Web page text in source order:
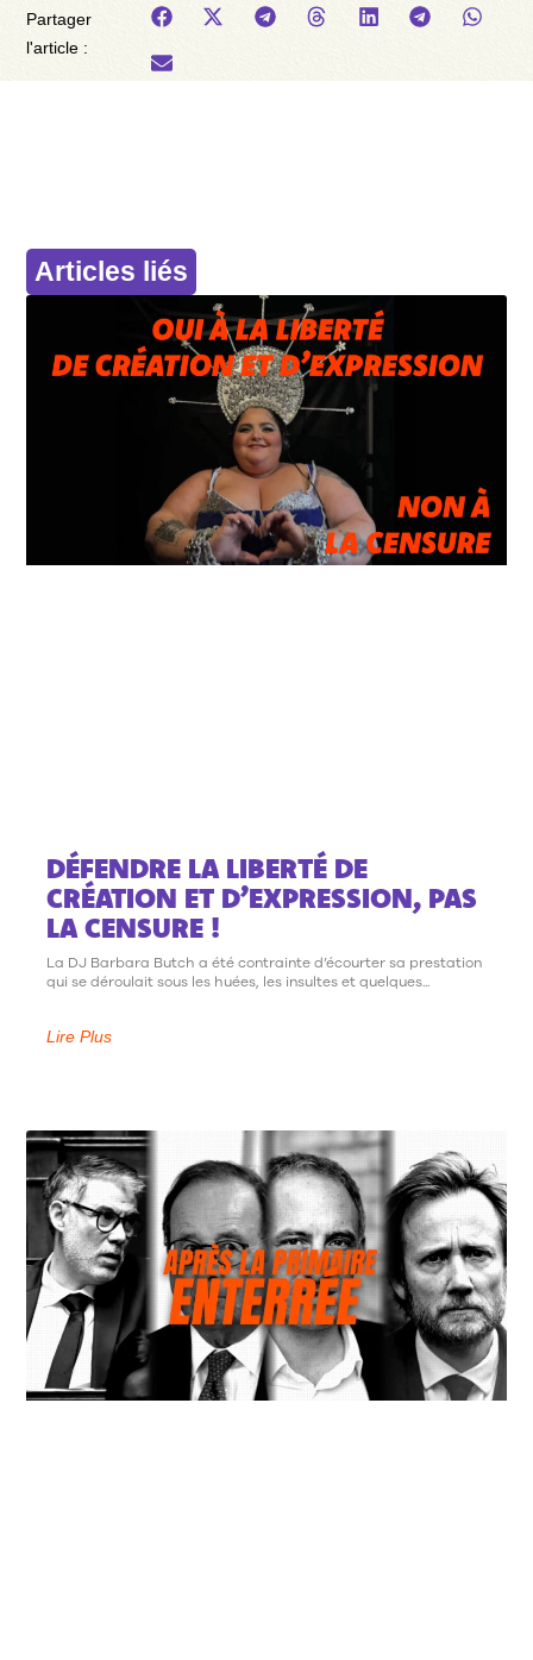
Partager
l'article :
Articles liés
DÉFENDRE LA LIBERTÉ DE
CRÉATION ET D’EXPRESSION, PAS
LA CENSURE !
La DJ Barbara Butch a été contrainte d’écourter sa prestation
qui se déroulait sous les huées, les insultes et quelques
Lire Plus